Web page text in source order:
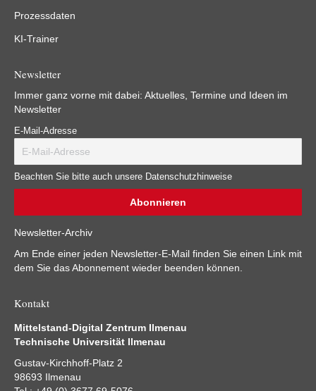
Prozessdaten
KI-Trainer
Newsletter
Immer ganz vorne mit dabei: Aktuelles, Termine und Ideen im
Newsletter
E-Mail-Adresse
Beachten Sie bitte auch unsere Datenschutzhinweise
Newsletter-Archiv
Am Ende einer jeden Newsletter-E-Mail finden Sie einen Link mit
dem Sie das Abonnement wieder beenden können.
Kontakt
Mittelstand-Digital Zentrum Ilmenau
Technische Universität Ilmenau
Gustav-Kirchhoff-Platz 2
98693 Ilmenau